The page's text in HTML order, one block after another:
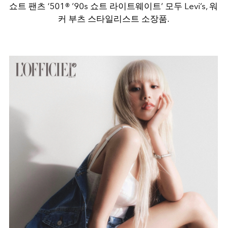
쇼트 팬츠 ‘501® ’90s 쇼트 라이트웨이트’ 모두 Levi’s, 워
커 부츠 스타일리스트 소장품.